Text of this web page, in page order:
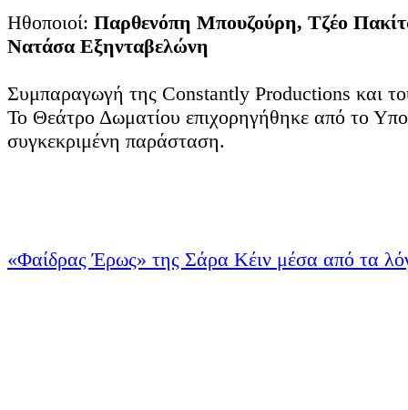
Ηθοποιοί: Παρθενόπη Μπουζούρη, Τζέο
Νατάσα Εξηνταβελώνη
Συμπαραγωγή της Constantly Productions και
Το Θεάτρο Δωματίου επιχορηγήθηκε από το
συγκεκριμένη παράσταση.
«Φαίδρας Έρως» της Σάρα Κέιν μέσα από τα